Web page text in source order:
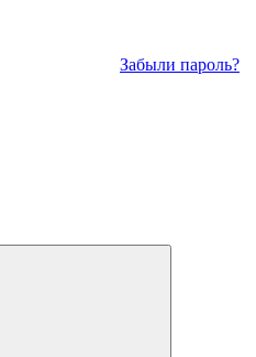
Забыли пароль?